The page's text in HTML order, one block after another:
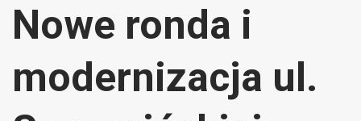
Nowe ronda i
modernizacja ul.